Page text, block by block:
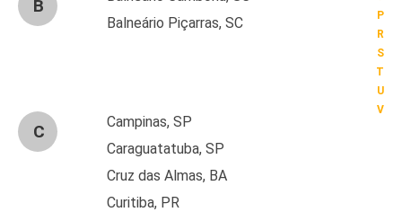
P
R
S
T
U
V
B
Balneário Piçarras, SC
C
Campinas, SP
Caraguatatuba, SP
Cruz das Almas, BA
Curitiba, PR